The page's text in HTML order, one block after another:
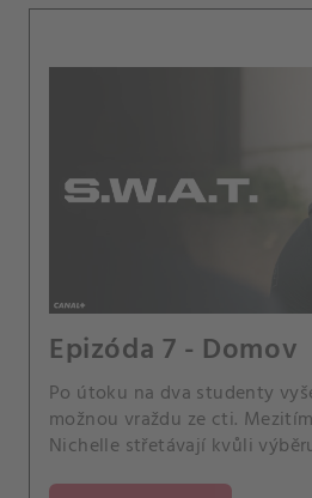
Epizóda 7 - Domov
Po útoku na dva studenty
možnou vraždu ze cti.
Nichelle střetávají kvůli